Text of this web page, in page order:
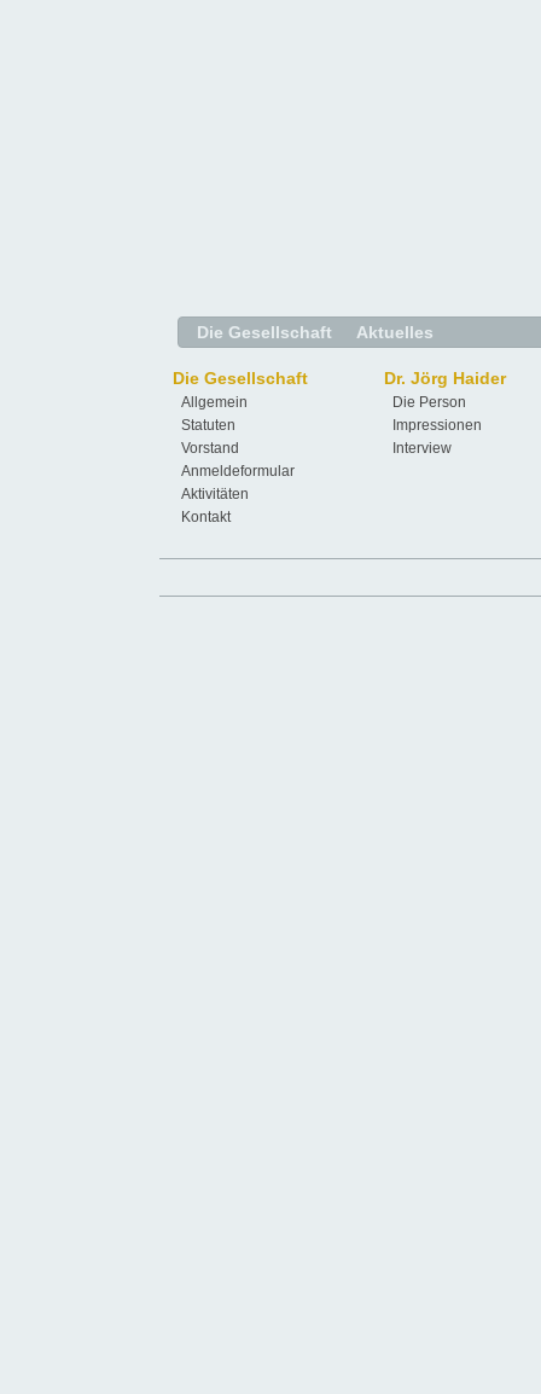
Die Gesellschaft Aktuelles
Die Gesellschaft
Allgemein
Statuten
Vorstand
Anmeldeformular
Aktivitäten
Kontakt
Dr. Jörg Haider
Die Person
Impressionen
Interview